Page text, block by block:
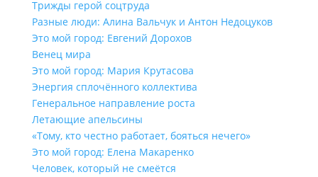
Трижды герой соцтруда
Разные люди: Алина Вальчук и Антон Недоцуков
Это мой город: Евгений Дорохов
Венец мира
Это мой город: Мария Крутасова
Энергия сплочённого коллектива
Генеральное направление роста
Летающие апельсины
«Тому, кто честно работает, бояться нечего»
Это мой город: Елена Макаренко
Человек, который не смеётся